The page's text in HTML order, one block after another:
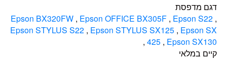
דגם מדפסת
Epson BX320FW , Epson OFFICE BX305F , Epson S22 ,
Epson STYLUS S22 , Epson STYLUS SX125 , Epson SX
425 , Epson SX130
,
קיים במלאי